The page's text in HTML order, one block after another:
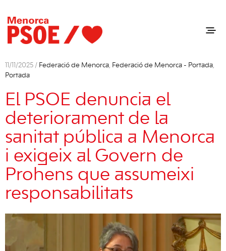
11/11/2025 / Federació de Menorca, Federació de Menorca - Portada,
Portada
El PSOE denuncia el
deteriorament de la
sanitat pública a Menorca
i exigeix al Govern de
Prohens que assumeixi
responsabilitats